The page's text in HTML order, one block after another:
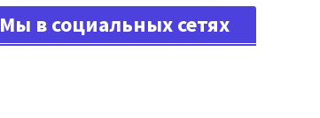
Мы в социальных сетях